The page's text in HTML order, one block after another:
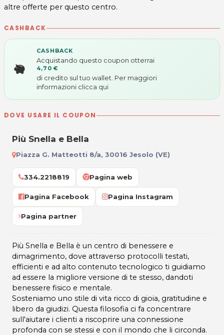
altre offerte per questo centro.
CASHBACK
CASHBACK
Acquistando questo coupon otterrai
4,70 €
di credito sul tuo wallet. Per maggiori
informazioni clicca qui
DOVE USARE IL COUPON
Più Snella e Bella
Piazza G. Matteotti 8/a, 30016 Jesolo (VE)
334.2218819 Pagina web
Pagina Facebook Pagina Instagram
Pagina partner
Più Snella e Bella è un centro di benessere e
dimagrimento, dove attraverso protocolli testati,
efficienti e ad alto contenuto tecnologico ti guidiamo
ad essere la migliore versione di te stesso, dandoti
benessere fisico e mentale.
Sosteniamo uno stile di vita ricco di gioia, gratitudine e
libero da giudizi. Questa filosofia ci fa concentrare
sull'aiutare i clienti a riscoprire una connessione
profonda con se stessi e con il mondo che li circonda.